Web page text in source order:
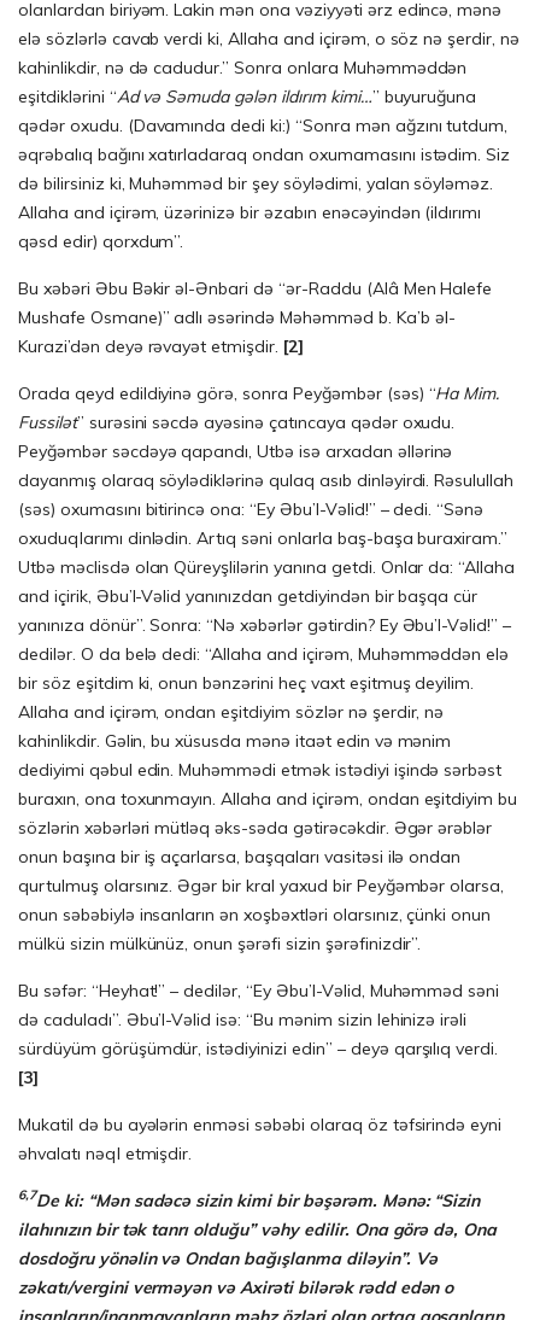
olanlardan biriyəm. Lakin mən ona vəziyyəti ərz edincə, mənə
elə sözlərlə cavab verdi ki, Allaha and içirəm, o söz nə şerdir, nə
kahinlikdir, nə də cadudur.” Sonra onlara Muhəmməddən
eşitdiklərini “Ad və Səmuda gələn ildırım kimi…” buyuruğuna
qədər oxu­du. (Davamında dedi ki:) “Sonra mən ağzını tutdum,
əqrəbalıq bağını xatırladaraq ondan oxumamasını istədim. Siz
də bilirsiniz ki, Muhəmməd bir şey söylədimi, yalan söyləməz.
Allaha and içirəm, üzərinizə bir əzabın enəcəyindən (ildırımı
qəsd edir) qorxdum”.
Bu xəbəri Əbu Bəkir əl-Ənbari də “ər-Raddu (Alâ Men Halefe
Mushafe Osmane)” adlı əsərində Məhəmməd b. Ka’b əl-
Kurazi’dən deyə rəvayət etmişdir. [2]
Orada qeyd edildiyinə görə, sonra Peyğəmbər (səs) “Ha Mim.
Fussilət” surəsini səcdə ayəsinə çatıncaya qədər oxudu.
Peyğəmbər səcdəyə qapandı, Utbə isə arxadan əllərinə
dayanmış olaraq söylədiklərinə qulaq asıb dinləyirdi. Rəsulullah
(səs) oxumasını bitirincə ona: “Ey Əbu’l-Vəlid!” – dedi. “Sənə
oxuduqlarımı dinlədin. Artıq səni onlarla baş-başa buraxiram.”
Utbə məclisdə olan Qüreyşlilərin yanına getdi. Onlar da: “Allaha
and içirik, Əbu’l-Vəlid ya­nınızdan getdiyindən bir başqa cür
yanınıza dönür”. Sonra: “Nə xəbərlər gətirdin? Ey Əbu’l-Vəlid!” –
dedilər. O da belə dedi: “Allaha and içirəm, Muhəmməddən elə
bir söz eşitdim ki, onun bənzərini heç vaxt eşitmuş deyilim.
Allaha and içirəm, ondan eşitdiyim sözlər nə şerdir, nə
kahinlikdir. Gəlin, bu xüsusda mənə itaət edin və mənim
dediyimi qəbul edin. Muhəmmədi etmək istədiyi işində sərbəst
buraxın, ona toxunmayın. Allaha and içirəm, ondan eşitdiyim bu
sözlərin xəbərləri mütləq əks-səda gətirəcəkdir. Əgər ərəb­lər
onun başına bir iş açarlarsa, başqaları vasitəsi ilə ondan
qurtulmuş olarsınız. Əgər bir kral yaxud bir Peyğəmbər olarsa,
onun səbəbiylə insanların ən xoşbəxtləri olarsınız, çünki onun
mülkü sizin mülkünüz, onun şərəfi si­zin şərəfinizdir”.
Bu səfər: “Heyhat!” – dedilər, “Ey Əbu’l-Vəlid, Muhəmməd səni
də caduladı”. Əbu’l-Vəlid isə: “Bu mənim sizin lehinizə irəli
sürdüyüm görüşümdür, istədiyinizi edin” – deyə qarşılıq verdi.
[3]
Mukatil də bu ayələrin enməsi səbəbi olaraq öz təfsirində eyni
əhvalatı nəql etmişdir.
6,7De ki: “Mən sadəcə sizin kimi bir bəşərəm. Mənə: “Sizin
ilahınızın bir tək tanrı olduğu” vəhy edilir. Ona görə də, Ona
dosdoğru yönəlin və Ondan bağışlanma dilə­yin”. Və
zəkatı/vergini verməyən və Axirəti bilərək rədd edən o